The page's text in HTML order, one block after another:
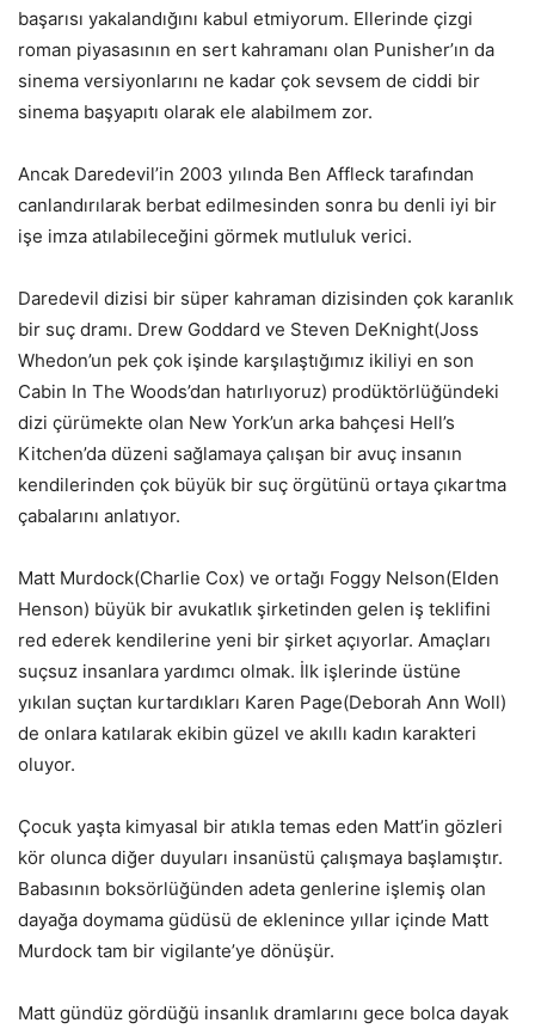
başarısı yakalandığını kabul etmiyorum. Ellerinde çizgi
roman piyasasının en sert kahramanı olan Punisher’ın da
sinema versiyonlarını ne kadar çok sevsem de ciddi bir
sinema başyapıtı olarak ele alabilmem zor.
Ancak Daredevil’in 2003 yılında Ben Affleck tarafından
canlandırılarak berbat edilmesinden sonra bu denli iyi bir
işe imza atılabileceğini görmek mutluluk verici.
Daredevil dizisi bir süper kahraman dizisinden çok karanlık
bir suç dramı. Drew Goddard ve Steven DeKnight(Joss
Whedon’un pek çok işinde karşılaştığımız ikiliyi en son
Cabin In The Woods’dan hatırlıyoruz) prodüktörlüğündeki
dizi çürümekte olan New York’un arka bahçesi Hell’s
Kitchen’da düzeni sağlamaya çalışan bir avuç insanın
kendilerinden çok büyük bir suç örgütünü ortaya çıkartma
çabalarını anlatıyor.
Matt Murdock(Charlie Cox) ve ortağı Foggy Nelson(Elden
Henson) büyük bir avukatlık şirketinden gelen iş teklifini
red ederek kendilerine yeni bir şirket açıyorlar. Amaçları
suçsuz insanlara yardımcı olmak. İlk işlerinde üstüne
yıkılan suçtan kurtardıkları Karen Page(Deborah Ann Woll)
de onlara katılarak ekibin güzel ve akıllı kadın karakteri
oluyor.
Çocuk yaşta kimyasal bir atıkla temas eden Matt’in gözleri
kör olunca diğer duyuları insanüstü çalışmaya başlamıştır.
Babasının boksörlüğünden adeta genlerine işlemiş olan
dayağa doymama güdüsü de eklenince yıllar içinde Matt
Murdock tam bir vigilante’ye dönüşür.
Matt gündüz gördüğü insanlık dramlarını gece bolca dayak